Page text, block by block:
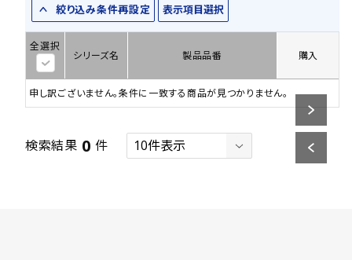
絞り込み条件再設定
表示項目選択
全選択
シリーズ名 製品品番 購入
申し訳ございません。条件に一致する商品が見つかりません。
検索結果 0 件